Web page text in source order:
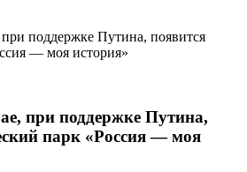
при поддержке Путина,
парк «Россия — моя